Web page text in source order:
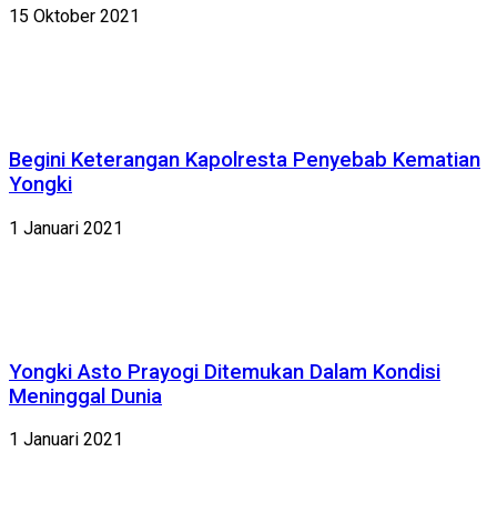
15 Oktober 2021
Begini Keterangan Kapolresta Penyebab Kematian
Yongki
1 Januari 2021
Yongki Asto Prayogi Ditemukan Dalam Kondisi
Meninggal Dunia
1 Januari 2021